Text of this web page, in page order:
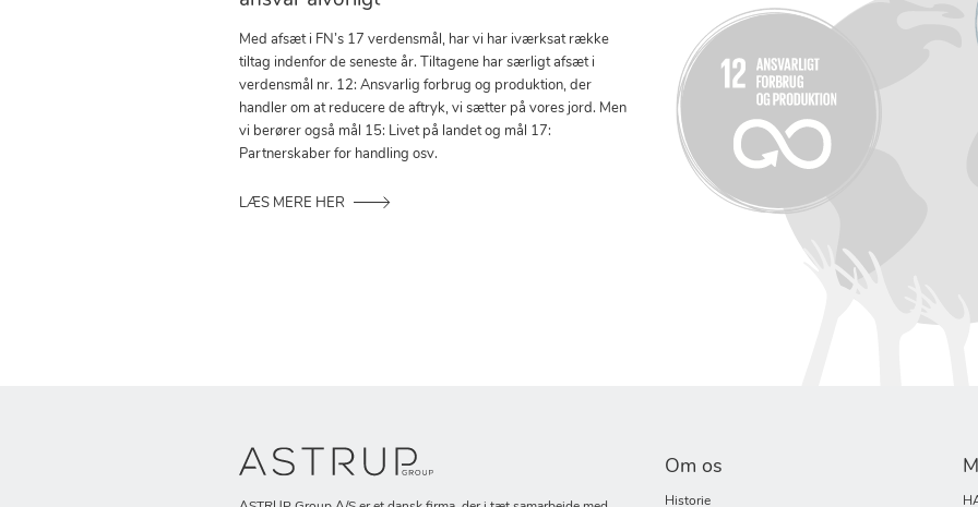
Med afsæt i FN’s 17 verdensmål, har vi har iværksat række
tiltag indenfor de seneste år. Tiltagene har særligt afsæt i
verdensmål nr. 12: Ansvarlig forbrug og produktion, der
handler om at reducere de aftryk, vi sætter på vores jord. Men
vi berører også mål 15: Livet på landet og mål 17:
Partnerskaber for handling osv.
LÆS MERE HER
Om os
Historie